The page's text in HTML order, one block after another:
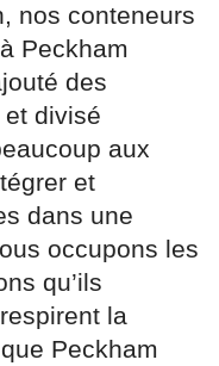
nos conteneurs
Peckham
des
divisé
aux
et
dans une
occupons les
qu’ils
la
Peckham